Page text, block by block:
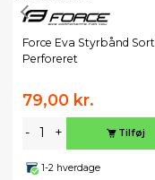
Force Eva Styrbånd Sort
Perforeret
79,00 kr.
- + Tilføj
1-2 hverdage